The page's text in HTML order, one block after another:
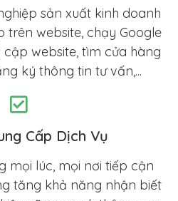
sản xuất kinh doanh
website, chạy Google
website, tìm cửa hàng
ký thông tin tư vấn,...
Cấp Dịch Vụ
mọi lúc, mọi nơi tiếp cận
tăng khả năng nhận biết